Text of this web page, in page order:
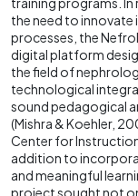
the need to innovate
processes, the
digital platform
the field of
technological
sound pedagogical
(Mishra & Koehler,
Center for
addition to
and meaningful
project sought not